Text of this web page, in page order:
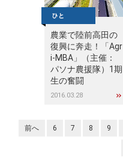
農業で陸前高田の
復興に奔走！「Agr
i-MBA」（主催：
パソナ農援隊）1期
生の奮闘
2016.03.28
前へ 6 7 8 9